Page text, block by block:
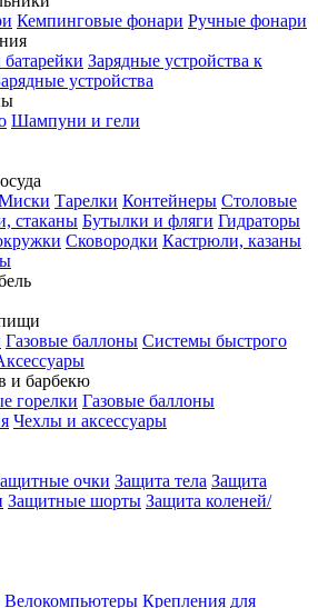
Кемпинговые фонари Ручные фонари
Зарядные устройства к
устройства
Шампуни и гели
Тарелки Контейнеры Столовые
стаканы Бутылки и фляги Гидраторы
Сковородки Кастрюли, казаны
Газовые баллоны Системы быстрого
и барбекю
горелки Газовые баллоны
Чехлы и аксессуары
очки Защита тела Защита
Защитные шорты Защита коленей/
Велокомпьютеры Крепления для